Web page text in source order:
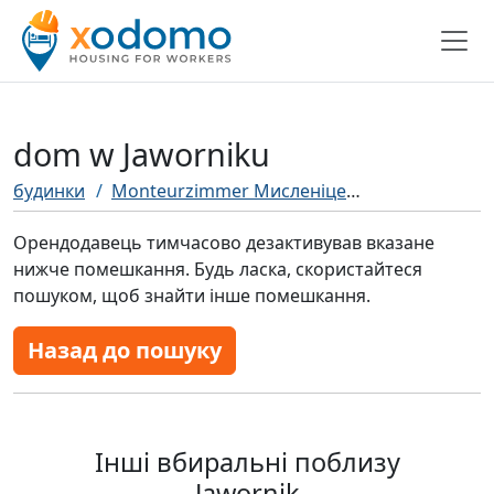
dom w Jaworniku
будинки Monteurzimmer Мисленіце
Орендодавець тимчасово дезактивував вказане
нижче помешкання. Будь ласка, скористайтеся
пошуком, щоб знайти інше помешкання.
Назад до пошуку
Інші вбиральні поблизу